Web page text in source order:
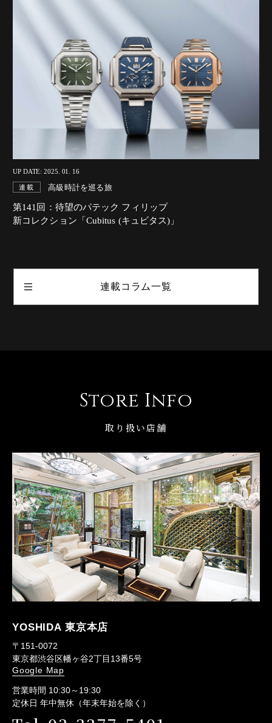
UP DATE: 2025. 01. 16
連載 高級時計を巡る旅
第141回：待望のパテック フィリップ
新コレクション「Cubitus (キュビタス)」
連載コラム一覧
Store Info
取り扱い店舗
YOSHIDA 東京本店
〒151-0072
東京都渋谷区幡ヶ谷2丁目13番5号
Google Map
営業時間 10:30～19:30
定休日 年中無休（年末年始を除く）